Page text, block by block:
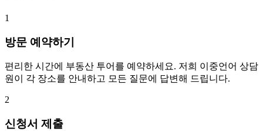
1
방문 예약하기
편리한 시간에 부동산 투어를 예약하세요. 저희 이중언어 상담
원이 각 장소를 안내하고 모든 질문에 답변해 드립니다.
2
신청서 제출